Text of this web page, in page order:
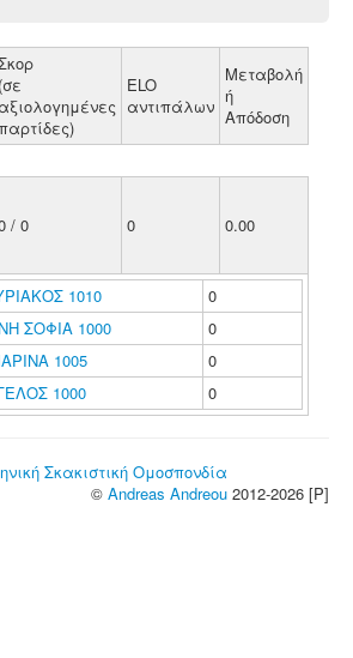
(σε
αξιολογημένες
ELO
αντιπάλων
Μεταβολή
ή
Απόδοση
/ 0 0 0.00
1010
0
ΣΟΦΙΑ 1000
0
1005
0
1000
0
Σκακιστική Ομοσπονδία
© Andreas Andreou 2012-2026 [P]